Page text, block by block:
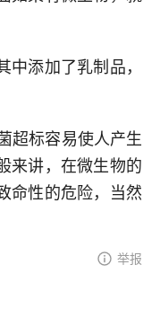
添加了乳制品，
超标容易使人产生
来讲，在微生物的
命性的危险，当然
举报